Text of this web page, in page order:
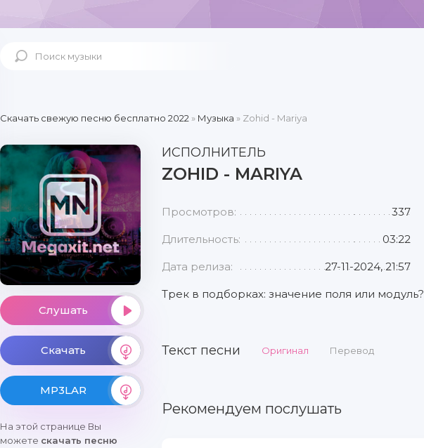
Скачать свежую песню бесплатно 2022 » Музыка » Zohid - Mariya
Слушать
Скачать
MP3LAR
На этой странице Вы
можете скачать песню
ИСПОЛНИТЕЛЬ
ZOHID - MARIYA
Просмотров: 337
Длительность: 03:22
Дата релиза: 27-11-2024, 21:57
Трек в подборках: значение поля или модуль?
Текст песни Оригинал Перевод
Рекомендуем послушать